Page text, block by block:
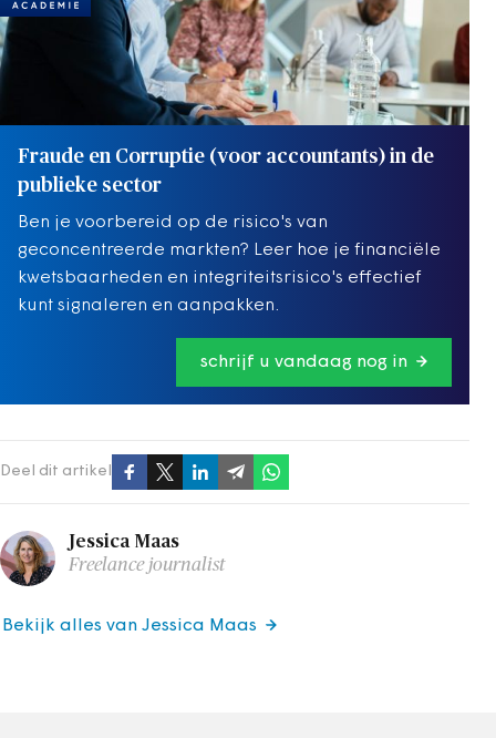
Fraude en Corruptie (voor accountants) in de
publieke sector
Ben je voorbereid op de risico's van
geconcentreerde markten? Leer hoe je financiële
kwetsbaarheden en integriteitsrisico's effectief
kunt signaleren en aanpakken.
schrijf u vandaag nog in
Deel dit artikel
Jessica Maas
Freelance journalist
Bekijk alles van Jessica Maas